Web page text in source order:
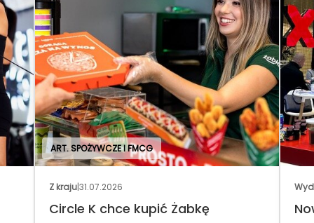
ART. SPOŻYWCZE I FMCG
Z kraju|31.07.2026
Circle K chce kupić Żabkę